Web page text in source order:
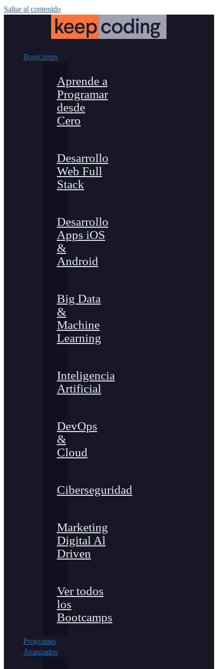
Saltar al contenido
Bootcamps
Aprende a
Programar
desde
Cero
Desarrollo
Web Full
Stack
Desarrollo
Apps iOS
&
Android
Big Data
&
Machine
Learning
Inteligencia
Artificial
DevOps
&
Cloud
Ciberseguridad
Marketing
Digital Al
Driven
Ver todos
los
Bootcamps
Programas
Avanzados